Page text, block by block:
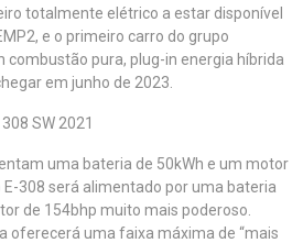
totalmente elétrico a estar disponível
e o primeiro carro do grupo
combustão pura, plug-in energia híbrida
em junho de 2023.
SW 2021
uma bateria de 50kWh e um motor
308 será alimentado por uma bateria
de 154bhp muito mais poderoso.
oferecerá uma faixa máxima de “mais